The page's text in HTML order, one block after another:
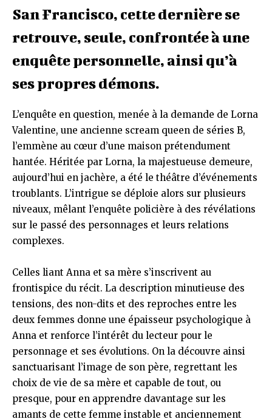
San Francisco, cette dernière se
retrouve, seule, confrontée à une
enquête personnelle, ainsi qu’à
ses propres démons.
L’enquête en question, menée à la demande de Lorna
Valentine, une ancienne scream queen de séries B,
l’emmène au cœur d’une maison prétendument
hantée. Héritée par Lorna, la majestueuse demeure,
aujourd’hui en jachère, a été le théâtre d’événements
troublants. L’intrigue se déploie alors sur plusieurs
niveaux, mêlant l’enquête policière à des révélations
sur le passé des personnages et leurs relations
complexes.
Celles liant Anna et sa mère s’inscrivent au
frontispice du récit. La description minutieuse des
tensions, des non-dits et des reproches entre les
deux femmes donne une épaisseur psychologique à
Anna et renforce l’intérêt du lecteur pour le
personnage et ses évolutions. On la découvre ainsi
sanctuarisant l’image de son père, regrettant les
choix de vie de sa mère et capable de tout, ou
presque, pour en apprendre davantage sur les
amants de cette femme instable et anciennement